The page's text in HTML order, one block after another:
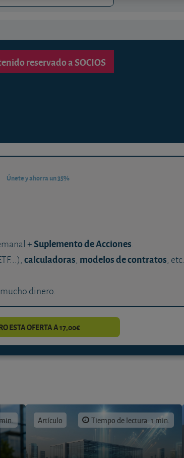
reservado a SOCIOS
Únete y ahorra un 35%
+Suplemento de Acciones.
calculadoras, modelos de contratos, etc.
dinero.
ESTA OFERTA A 17,00€
Artículo Tiempo de lectura: 1 min.